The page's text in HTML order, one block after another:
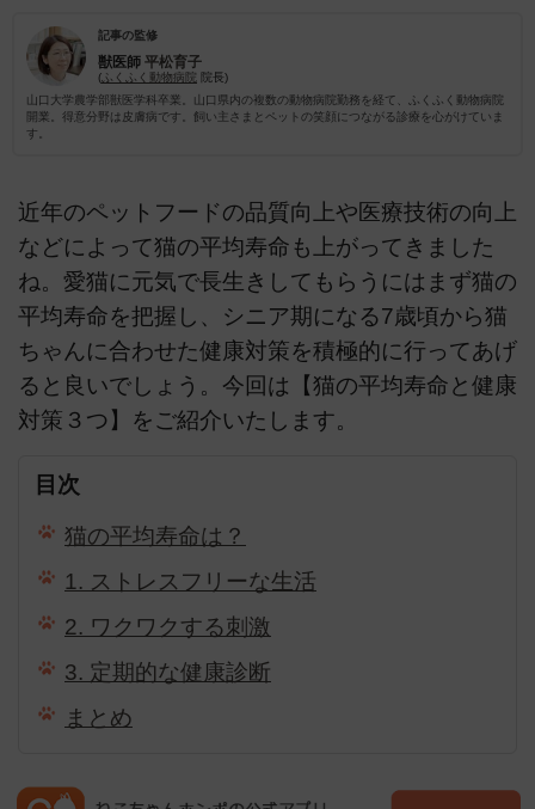
記事の監修
獣医師 平松育子
( ふくふく動物病院 院長)
山口大学農学部獣医学科卒業。山口県内の複数の動物病院勤務を経て、ふくふく動物病院
開業。得意分野は皮膚病です。飼い主さまとペットの笑顔につながる診療を心がけていま
す。
近年のペットフードの品質向上や医療技術の向上
などによって猫の平均寿命も上がってきました
ね。愛猫に元気で長生きしてもらうにはまず猫の
平均寿命を把握し、シニア期になる7歳頃から猫
ちゃんに合わせた健康対策を積極的に行ってあげ
ると良いでしょう。今回は【猫の平均寿命と健康
対策３つ】をご紹介いたします。
目次
猫の平均寿命は？
1. ストレスフリーな生活
2. ワクワクする刺激
3. 定期的な健康診断
まとめ